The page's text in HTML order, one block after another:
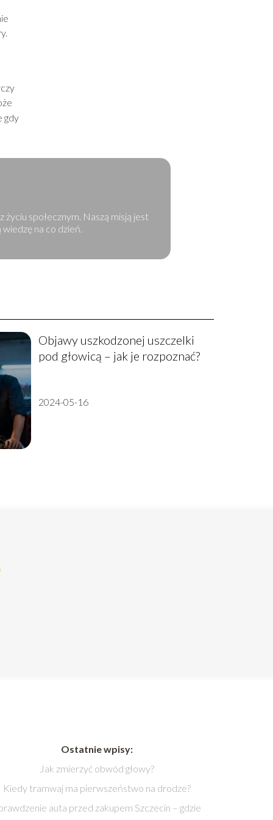
gdy
społecznym. Naszą misją jest
na co dzień.
Objawy uszkodzonej uszczelki
pod głowicą – jak je rozpoznać?
2024-05-16
Ostatnie wpisy:
Jak zmierzyć obwód głowy?
Kiedy tramwaj ma pierwszeństwo na drodze?
auta przed zakupem Szczecin – gdzie